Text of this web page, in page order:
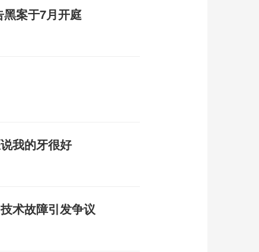
案于7月开庭
我的牙很好
术故障引发争议